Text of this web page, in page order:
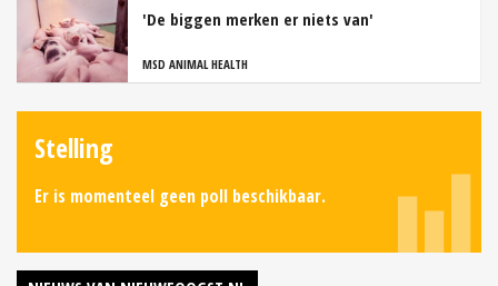
'De biggen merken er niets van'
MSD ANIMAL HEALTH
Stelling
Er is momenteel geen poll beschikbaar.